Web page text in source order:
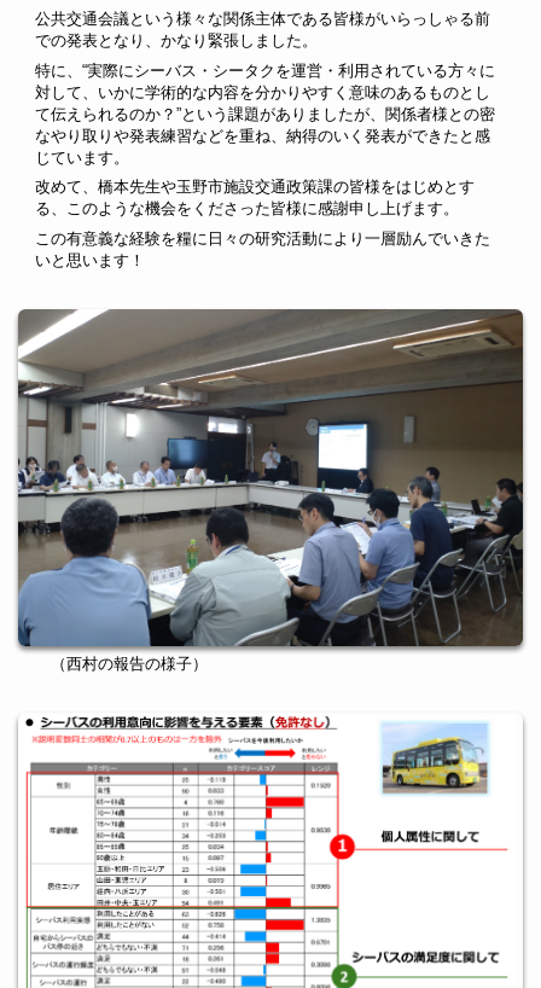
公共交通会議という様々な関係主体である皆様がいらっしゃる前
での発表となり、かなり緊張しました。
特に、“実際にシーバス・シータクを運営・利用されている方々に
対して、いかに学術的な内容を分かりやすく意味のあるものとし
て伝えられるのか？”という課題がありましたが、関係者様との密
なやり取りや発表練習などを重ね、納得のいく発表ができたと感
じています。
改めて、橋本先生や玉野市施設交通政策課の皆様をはじめとす
る、このような機会をくださった皆様に感謝申し上げます。
この有意義な経験を糧に日々の研究活動により一層励んでいきた
いと思います！
（西村の報告の様子）